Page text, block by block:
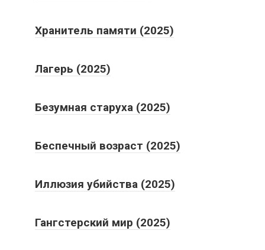
Хранитель памяти (2025)
Лагерь (2025)
Безумная старуха (2025)
Беспечный возраст (2025)
Иллюзия убийства (2025)
Гангстерский мир (2025)